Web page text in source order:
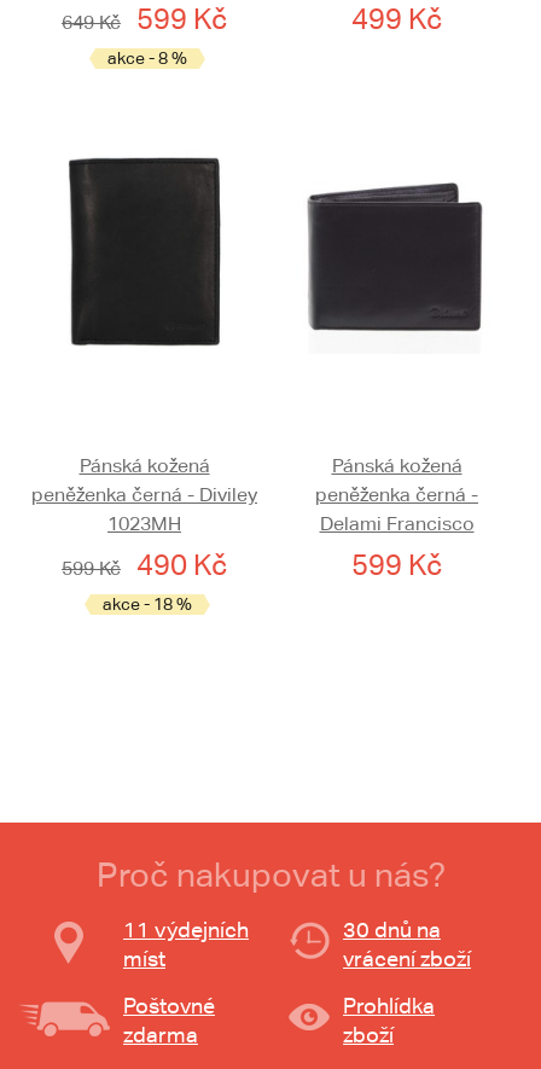
649 Kč
599 Kč
akce - 8 %
499 Kč
Pánská kožená
peněženka černá - Diviley
1023MH
599 Kč
490 Kč
akce - 18 %
Pánská kožená
peněženka černá -
Delami Francisco
599 Kč
Proč nakupovat u nás?
11 výdejních
míst
30 dnů na
vrácení zboží
Poštovné
zdarma
Prohlídka
zboží